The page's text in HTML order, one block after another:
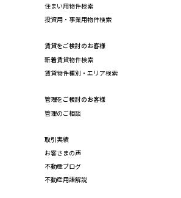
住まい用物件検索
投資用・事業用物件検索
賃貸をご検討のお客様
新着賃貸物件検索
賃貸物件種別・エリア検索
管理をご検討のお客様
管理のご相談
取引実績
お客さまの声
不動産ブログ
不動産用語解説